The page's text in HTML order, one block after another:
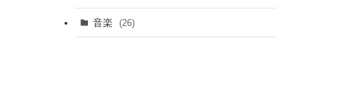
音楽 (26)